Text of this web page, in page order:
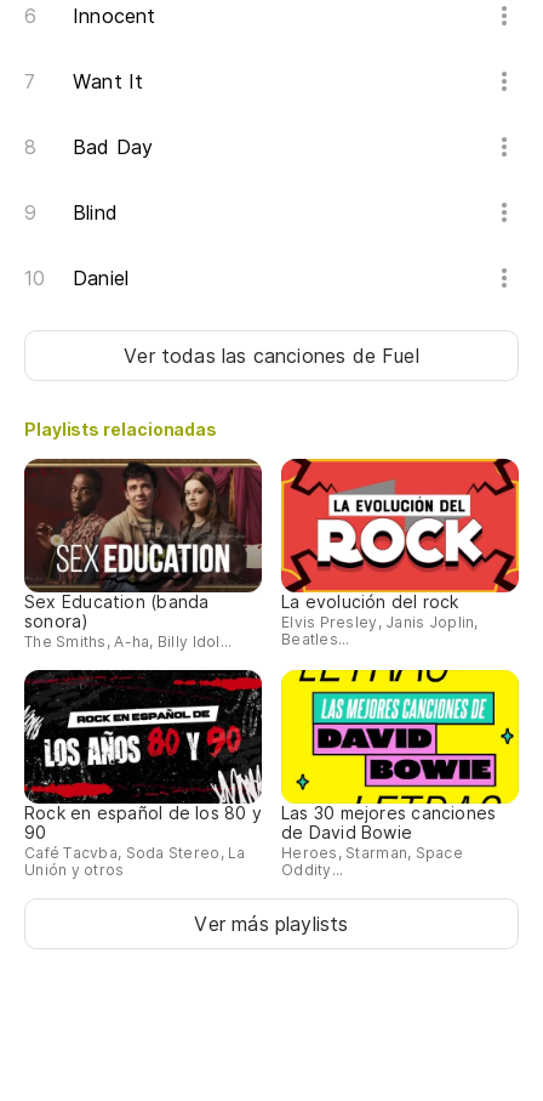
Innocent
Want It
Bad Day
Blind
Daniel
Ver todas las canciones de Fuel
Playlists relacionadas
Sex Education (banda
sonora)
The Smiths, A-ha, Billy Idol...
La evolución del rock
Elvis Presley, Janis Joplin,
Beatles...
Rock en español de los 80 y
90
Café Tacvba, Soda Stereo, La
Unión y otros
Las 30 mejores canciones
de David Bowie
Heroes, Starman, Space
Oddity...
Ver más playlists